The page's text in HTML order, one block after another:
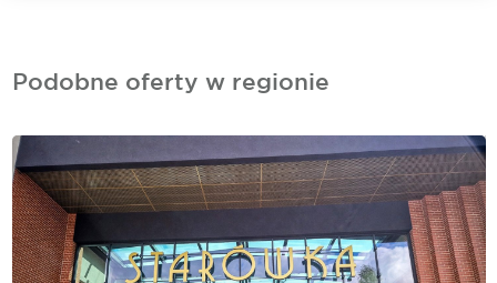
Podobne oferty w regionie